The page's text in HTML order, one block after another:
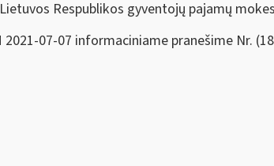
Respublikos gyventojų pajamų
07-07 informaciniame pranešime Nr.